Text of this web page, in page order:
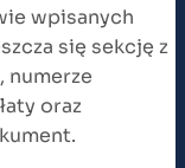
wpisanych
się sekcję z
numerze
oraz